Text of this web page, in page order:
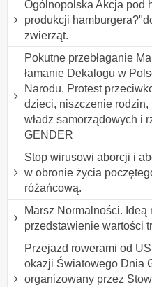
Ogólnopolska Akcja pod
produkcji
zwierząt.
Pokutne przebłaganie
łamanie Dekalogu w
Narodu. Protest
dzieci, niszczenie
władz samorządowych i
GENDER
Stop wirusowi aborcji i
w obronie życia
różańcową.
Marsz Normalności. Ideą
przedstawienie wartości
Przejazd rowerami od
okazji Światowego Dnia
organizowany przez